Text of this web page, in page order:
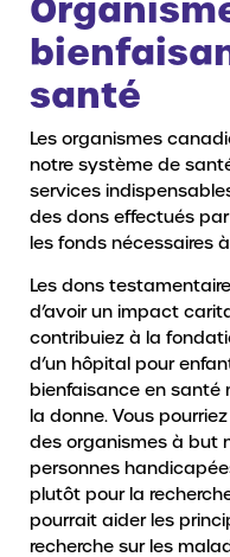
santé
Les organismes
notre système de
services
des dons effectués
les fonds nécessaires
Les dons
d’avoir un impact
contribuiez à la
d’un hôpital pour
bienfaisance en santé
la donne. Vous
des organismes à but
personnes
plutôt pour la
pourrait aider les
recherche sur les